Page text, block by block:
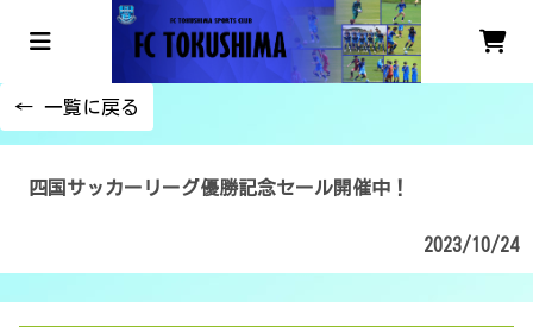
← 一覧に戻る
四国サッカーリーグ優勝記念セール開催中！
2023/10/24